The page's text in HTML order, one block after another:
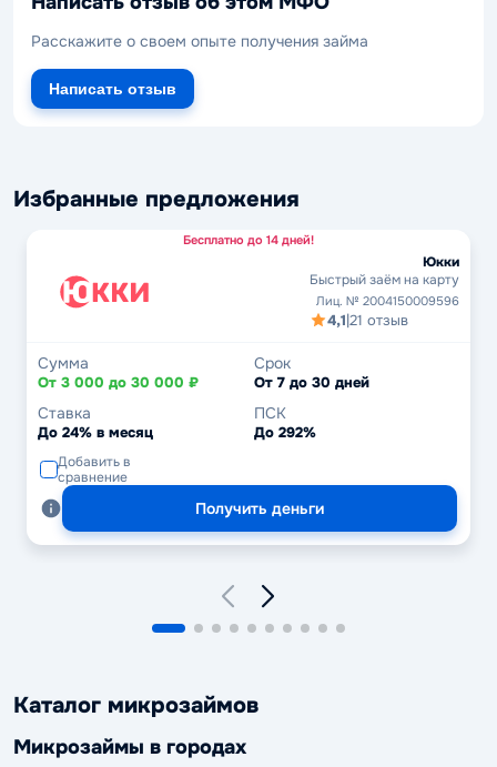
Расскажите о своем опыте получения займа
Написать отзыв
Избранные предложения
Бесплатно до 14 дней!
Юкки
Быстрый заём на карту
Лиц. № 2004150009596
4,1|21 отзыв
Сумма
От 3 000 до 30 000 ₽
Срок
От 7 до 30 дней
Ставка
До 24% в месяц
ПСК
До 292%
Добавить в
сравнение
Получить деньги
Каталог микрозаймов
Микрозаймы в городах